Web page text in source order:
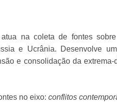
na coleta de fontes
e Ucrânia. Desenvolve
e consolidação da
no eixo: conflitos